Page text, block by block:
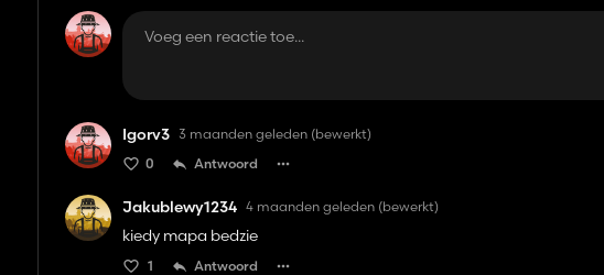
Igorv3 3 maanden geleden (bewerkt)
0
Antwoord
Jakublewy1234 4 maanden geleden (bewerkt)
kiedy mapa bedzie
1 Antwoord